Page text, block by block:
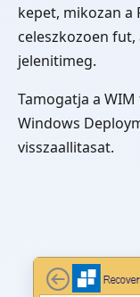
kepet, mikozan a
celeszkozoen
jelenitimeg.
Tamogatja a
Windows
visszaallitasat.